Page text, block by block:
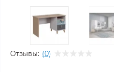
Отзывы: (0)